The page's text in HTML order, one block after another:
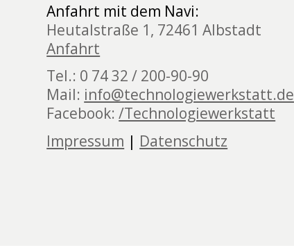
Anfahrt mit dem Navi:
Heutalstraße 1, 72461 Albstadt
Anfahrt
Tel.: 0 74 32 / 200-90-90
Mail: info@technologiewerkstatt.de
Facebook:/Technologiewerkstatt
Impressum | Datenschutz